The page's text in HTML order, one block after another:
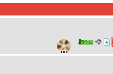
10%